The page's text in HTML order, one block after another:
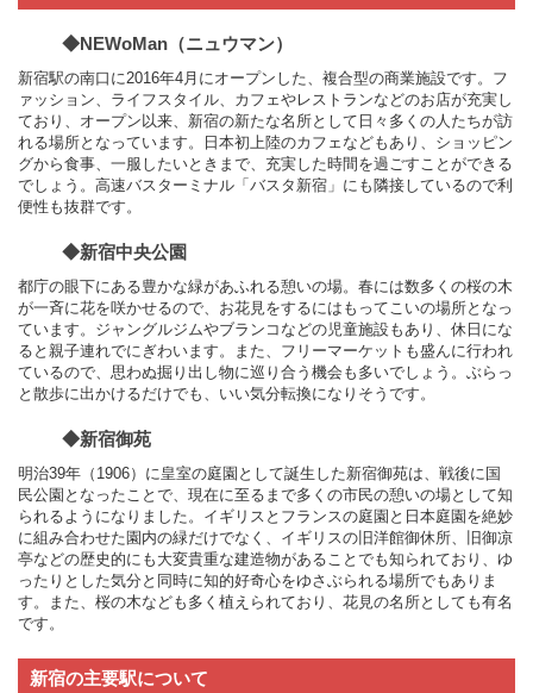
◆NEWoMan（ニュウマン）
新宿駅の南口に2016年4月にオープンした、複合型の商業施設です。フ
ァッション、ライフスタイル、カフェやレストランなどのお店が充実し
ており、オープン以来、新宿の新たな名所として日々多くの人たちが訪
れる場所となっています。日本初上陸のカフェなどもあり、ショッピン
グから食事、一服したいときまで、充実した時間を過ごすことができる
でしょう。高速バスターミナル「バスタ新宿」にも隣接しているので利
便性も抜群です。
◆新宿中央公園
都庁の眼下にある豊かな緑があふれる憩いの場。春には数多くの桜の木
が一斉に花を咲かせるので、お花見をするにはもってこいの場所となっ
ています。ジャングルジムやブランコなどの児童施設もあり、休日にな
ると親子連れでにぎわいます。また、フリーマーケットも盛んに行われ
ているので、思わぬ掘り出し物に巡り合う機会も多いでしょう。ぶらっ
と散歩に出かけるだけでも、いい気分転換になりそうです。
◆新宿御苑
明治39年（1906）に皇室の庭園として誕生した新宿御苑は、戦後に国
民公園となったことで、現在に至るまで多くの市民の憩いの場として知
られるようになりました。イギリスとフランスの庭園と日本庭園を絶妙
に組み合わせた園内の緑だけでなく、イギリスの旧洋館御休所、旧御凉
亭などの歴史的にも大変貴重な建造物があることでも知られており、ゆ
ったりとした気分と同時に知的好奇心をゆさぶられる場所でもありま
す。また、桜の木なども多く植えられており、花見の名所としても有名
です。
新宿の主要駅について